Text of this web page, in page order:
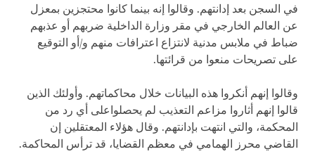
في السجن بعد إدانتهم. وقالوا إنه بينما كانوا محتجزين بمعزل
عن العالم الخارجي في مقر وزارة الداخلية ضربهم أو عذبهم
ضباط في ملابس مدنية لانتزاع اعترافات منهم و/أو التوقيع
على تصريحات منعوا من قرائتها.
وقالوا إنهم أنكروا هذه البيانات خلال محاكماتهم. وأولئك الذين
قالوا إنهم أثاروا مزاعم التعذيب لم يحصلواعلى أي رد من
المحكمة، والتي انتهت بإدانتهم. وقال هؤلاء المعتقلين إن
القاضي محرز الهمامي في معظم القضايا، قد ترأس المحاكمة.